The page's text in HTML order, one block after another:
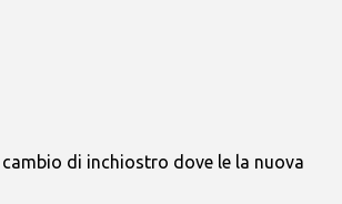
di inchiostro dove le la nuova